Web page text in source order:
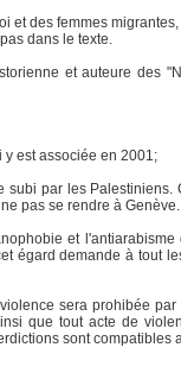
et des femmes
dans le texte.
et auteure des
est associée en 2001;
subi par les Palestiniens.
pas se rendre à Genève.
et l'antiarabisme
égard demande à tout
sera prohibée
que tout acte de
sont compatibles